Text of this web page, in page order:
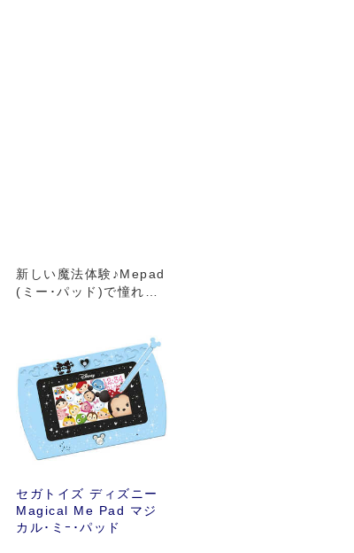
新しい魔法体験♪Mepad
(ミー･パッド)で憧れの
セガトイズ ディズニー
Magical Me Pad マジ
カル･ミｰ･パッド